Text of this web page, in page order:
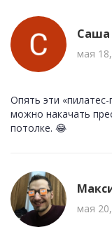
Саша
мая
Опять эти
можно накачать
потолке. 😂
мая